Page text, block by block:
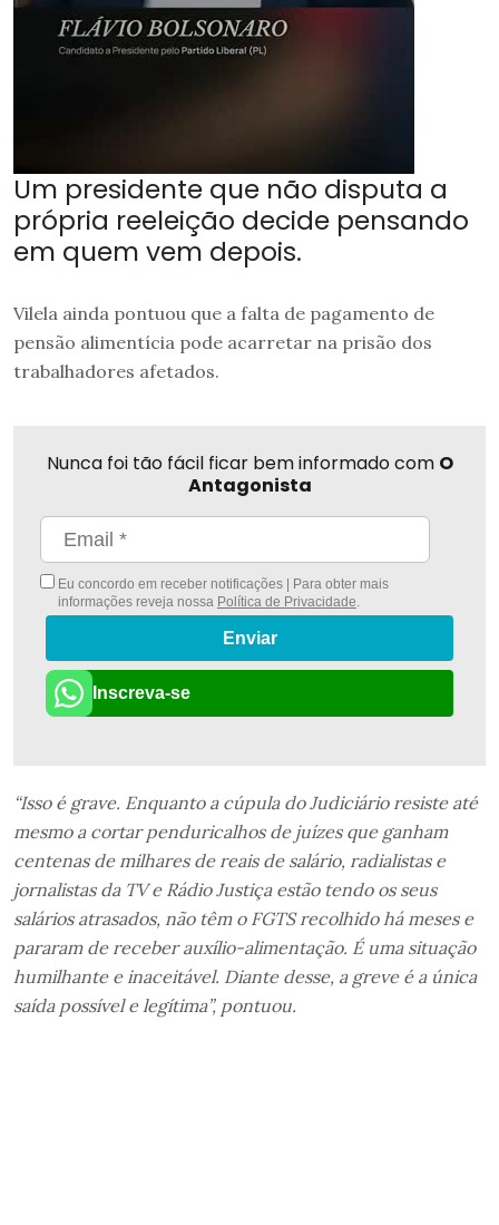
Um presidente que não disputa a
própria reeleição decide pensando
em quem vem depois.
Vilela ainda pontuou que a falta de pagamento de
pensão alimentícia pode acarretar na prisão dos
trabalhadores afetados.
Nunca foi tão fácil ficar bem informado com O
Antagonista
Eu concordo em receber notificações | Para obter mais
informações reveja nossa Política de Privacidade.
Enviar
Inscreva-se
“Isso é grave. Enquanto a cúpula do Judiciário resiste até
mesmo a cortar penduricalhos de juízes que ganham
centenas de milhares de reais de salário, radialistas e
jornalistas da TV e Rádio Justiça estão tendo os seus
salários atrasados, não têm o FGTS recolhido há meses e
pararam de receber auxílio-alimentação. É uma situação
humilhante e inaceitável. Diante desse, a greve é a única
saída possível e legítima”, pontuou.